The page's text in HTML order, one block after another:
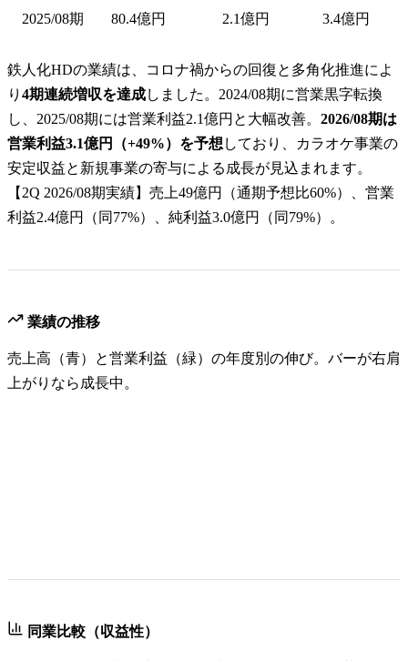
2025/08期 80.4億円 2.1億円 3.4億円
鉄人化HDの業績は、コロナ禍からの回復と多角化推進によ
り 4期連続増収を達成しました。2024/08期に営業黒字転換
し、2025/08期には営業利益2.1億円と大幅改善。 2026/08期は
営業利益3.1億円（+49%）を予想 しており、カラオケ事業の
安定収益と新規事業の寄与による成長が見込まれます。
【2Q 2026/08期実績】売上49億円（通期予想比60%）、営業
利益2.4億円（同77%）、純利益3.0億円（同79%）。
業績の推移
売上高（青）と営業利益（緑）の年度別の伸び。バーが右肩
上がりなら成長中。
同業比較（収益性）